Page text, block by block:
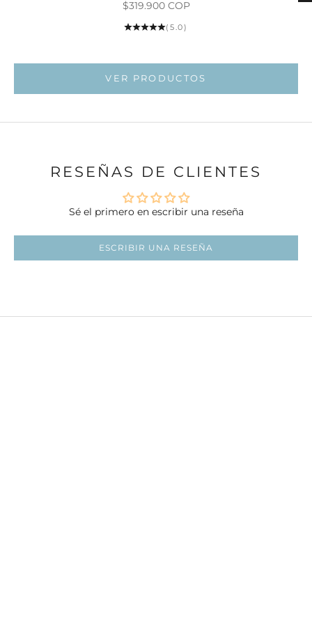
Precio de oferta
$319.900 COP
(5.0)
VER PRODUCTOS
RESEÑAS DE CLIENTES
Sé el primero en escribir una reseña
ESCRIBIR UNA RESEÑA